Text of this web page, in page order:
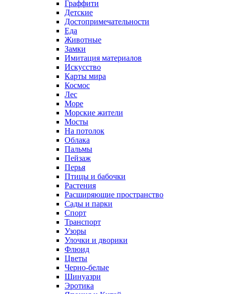
Граффити
Детские
Достопримечательности
Еда
Животные
Замки
Имитация материалов
Искусство
Карты мира
Космос
Лес
Море
Морские жители
Мосты
На потолок
Облака
Пальмы
Пейзаж
Перья
Птицы и бабочки
Растения
Расширяющие пространство
Сады и парки
Спорт
Транспорт
Узоры
Улочки и дворики
Флюид
Цветы
Черно-белые
Шинуазри
Эротика